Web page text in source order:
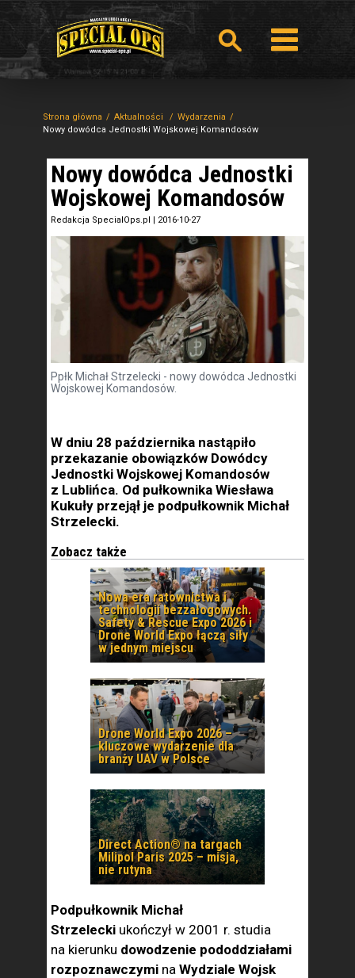
Strona główna Aktualności
Wydarzenia
Nowy dowódca Jednostki Wojskowej Komandosów
Nowy dowódca Jednostki
Wojskowej Komandosów
Redakcja SpecialOps.pl | 2016-10-27
Ppłk Michał Strzelecki - nowy dowódca Jednostki
Wojskowej Komandosów.
W dniu 28 października nastąpiło
przekazanie obowiązków Dowódcy
Jednostki Wojskowej Komandosów
z Lublińca. Od pułkownika Wiesława
Kukuły przejął je podpułkownik Michał
Strzelecki.
Zobacz także
Nowa era ratownictwa i
technologii bezzałogowych.
Safety & Rescue Expo 2026 i
Drone World Expo łączą siły
w jednym miejscu
Drone World Expo 2026 –
kluczowe wydarzenie dla
branży UAV w Polsce
Direct Action® na targach
Milipol Paris 2025 – misja,
nie rutyna
Podpułkownik Michał
Strzelecki ukończył w 2001 r. studia
na kierunku dowodzenie pododdziałami
rozpoznawczymi na Wydziale Wojsk